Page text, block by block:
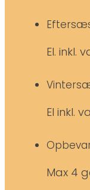
El. inkl.
El inkl.
Max 4